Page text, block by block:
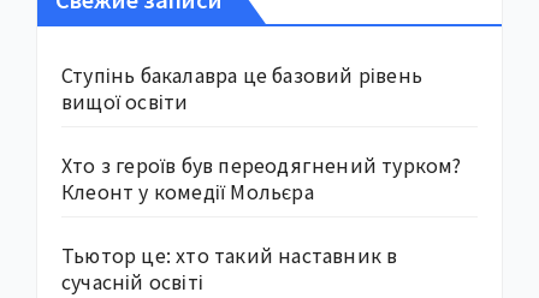
Ступінь бакалавра це базовий рівень
вищої освіти
Хто з героїв був переодягнений турком?
Клеонт у комедії Мольєра
Тьютор це: хто такий наставник в
сучасній освіті